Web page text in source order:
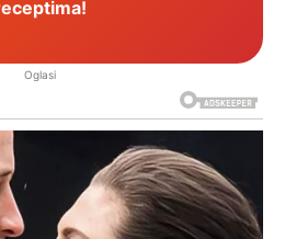
Oglasi